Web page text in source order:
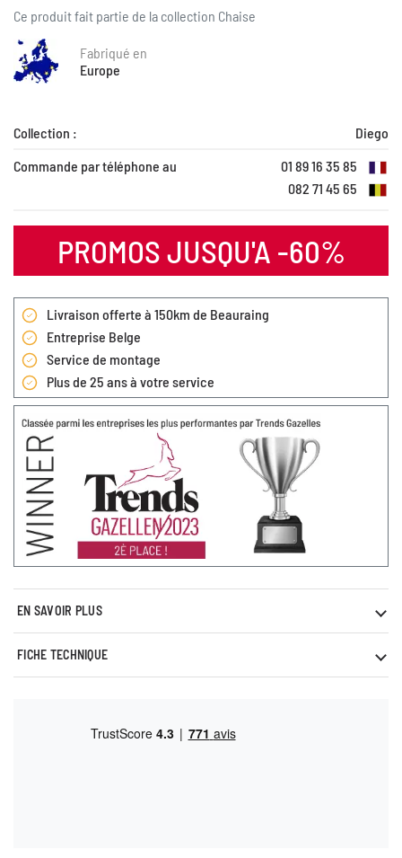
Ce produit fait partie de la collection Chaise
Fabriqué en
Europe
Collection :
Diego
Commande par téléphone au
01 89 16 35 85
082 71 45 65
PROMOS JUSQU'A -60%
Livraison offerte à 150km de Beauraing
Entreprise Belge
Service de montage
Plus de 25 ans à votre service
EN SAVOIR PLUS
FICHE TECHNIQUE